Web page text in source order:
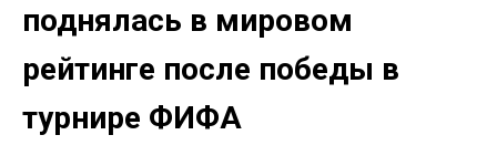
поднялась в мировом
рейтинге после победы в
турнире ФИФА